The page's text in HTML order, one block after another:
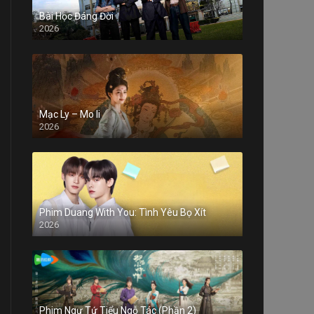
Bài Học Đáng Đời
2026
Mạc Ly – Mo li
2026
Phim Duang With You: Tình Yêu Bọ Xít
2026
Phim Ngự Tứ Tiểu Ngỗ Tác (Phần 2)